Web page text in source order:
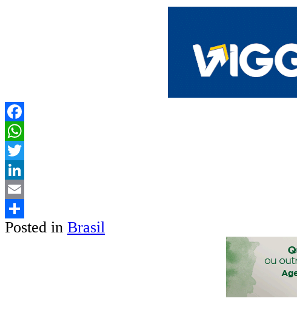
Facebook
WhatsApp
Twitter
LinkedIn
Email
Share
Posted in Brasil